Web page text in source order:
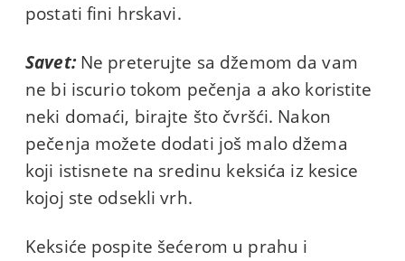
postati fini hrskavi.
Savet:Ne preterujte sa džemom da vam
ne bi iscurio tokom pečenja a ako koristite
neki domaći, birajte što čvršći. Nakon
pečenja možete dodati još malo džema
koji istisnete na sredinu keksića iz kesice
kojoj ste odsekli vrh.
Keksiće pospite šećerom u prahu i